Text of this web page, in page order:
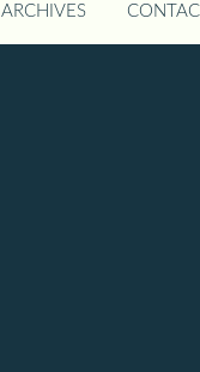
ARCHIVES